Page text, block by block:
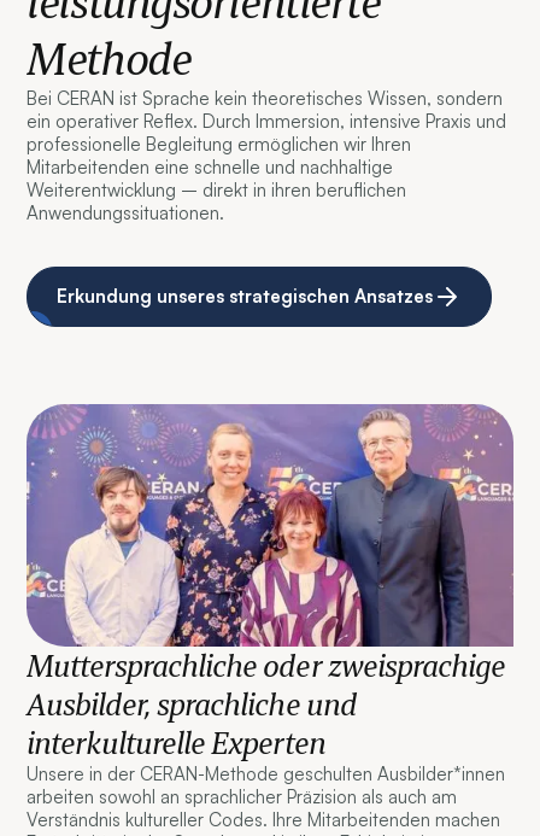
Methode
Bei CERAN ist Sprache kein theoretisches Wissen, sondern
ein operativer Reflex. Durch Immersion, intensive Praxis und
professionelle Begleitung ermöglichen wir Ihren
Mitarbeitenden eine schnelle und nachhaltige
Weiterentwicklung – direkt in ihren beruflichen
Anwendungssituationen.
Erkundung unseres strategischen Ansatzes
Muttersprachliche oder zweisprachige
Ausbilder, sprachliche und
interkulturelle Experten
Unsere in der CERAN-Methode geschulten Ausbilder*innen
arbeiten sowohl an sprachlicher Präzision als auch am
Verständnis kultureller Codes. Ihre Mitarbeitenden machen